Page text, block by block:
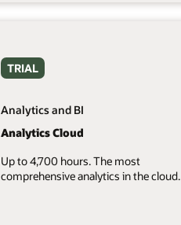
TRIAL
Analytics and BI
Analytics Cloud
Up to 4,700 hours. The most
comprehensive analytics in the cloud.